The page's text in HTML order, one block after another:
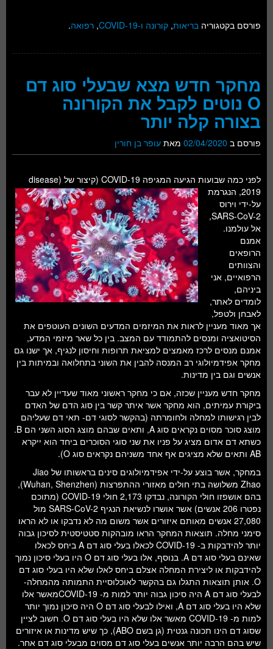
פורסם בקטגוריה בריאות, קורונה ו-COVID-19 , רפואה.
מחקר חדש מצא שבעלי סוג דם
O נוטים לקבל את הקורונה
בצורה קלה יותר
פורסם ב 02/04/2020 מאת עופר בן חורין
לפני כמה שבועות הגיעה המגיפה COVID-19 (קיצור של
(disease
2019, הנגרמת
על-ידי וירוס
SARS-CoV-2,
אל עולמנו.
אמנם
הרופאים
והצוותים
הרפואיים, אני
ביניהם,
לומדים לאתר,
לאבחן ולטפל,
אך מאוד מעניין לראות את המיזמים המדעים השונים העוטפים את
הסיטואציה ומנסים להתמודד עם המצב. בין כל שאר מיזמי המדע,
אמנם מנסים לרכז מאמצים למציאת תרופות וחיסון לנגיף, אך ישנו גם
מחקר אפידמיולוגי רב המנסה להבין את השוני בתחלואה ובמיתות בין
אנשים וגם בין מדינות.
מחקר חדש מעניין שכזה, אם כי מחקר ראשוני מאוד שעדיין לא עבר
ביקורת עמיתים, הוא מחקר אשר איתר קשר בין סוג הדם של האדם
לבין רגישותו למחלה ולחומרתה (בהקשר לסוגי דם- תאי דם שעליהם
מוצג סוכר מסוים נקראים סוג A, ותאים שבהם מוצג הסוג השני הם B.
כשתא דם אדום מציג על פניו את שני סוגי הסוכרים ביחד הוא ייקרא
AB ותאים שלא מציגים אף אחד משניהם נקראים סוג O).
במחקר, אשר בוצע על-ידי אפידמיולוגים סינים בראשותו של Jiao
Zhao משלושה בתי חולים מאזורי ההתפרצות (Wuhan, Shenzhen),
בהם אושפזו חולי הקורונה, נבדקו 2,173 חולי COVID-19 (מתוכם
נפטרו 206 אנשים) אשר אושרו לנשיאת הנגיף SARS-CoV-2 מול
27,080 אנשים מאותם איזורים אשר משום מה לא נדבקו או לא הראו
סימני מחלה. תוצאות המחקר הראו מובהקות סטטיסטית לסיכון גבוה
יותר להידבקות ב- COVID-19 לכאלו בעלי סוג דם A ביחס לכאלו
שאינם בעלי סוג דם A. בנוסף, אלו בעלי סוג דם O היו בעלי סיכון נמוך
להידבקות או ליצירת המחלה אצלם ביחס לאלו שלא היו בעלי סוג דם
O. אותן תוצאות התגלו גם בהקשר לאוכלוסיית התמותה מהמחלה-
לבעלי סוג דם A היה סיכון גבוה יותר למות מ- COVID-19מאשר אלו
שלא היו בעלי סוג דם A, ואילו לבעלי סוג דם O היה סיכון נמוך יותר
למות מ- COVID-19 מאשר אלו שלא היו בעלי סוג דם O. חשוב לציין
שסוג דם הינו תכונה גנטית (גן בשם ABO), כך שיש מדינות או איזורים
שיש בהם הרבה יותר אנשים בעלי סוג דם מסוים מבעלי סוג דם אחר.